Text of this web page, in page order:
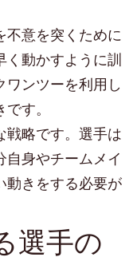
不意を突くために
動かすように訓
ワンツーを利用し
す。
戦略です。選手は
自身やチームメイ
動きをする必要が
選手の